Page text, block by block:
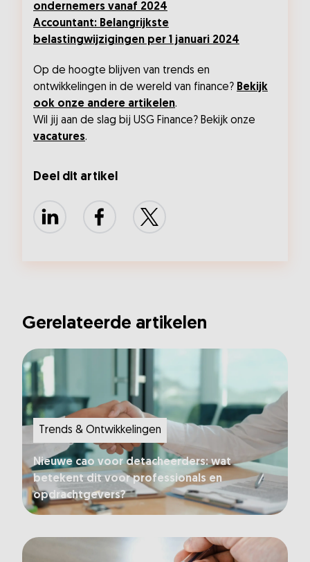
ondernemers vanaf 2024
Accountant: Belangrijkste
belastingwijzigingen per 1 januari 2024
Op de hoogte blijven van trends en
ontwikkelingen in de wereld van finance? Bekijk
ook onze andere artikelen.
Wil jij aan de slag bij USG Finance? Bekijk onze
vacatures.
Deel dit artikel
LinkedIn FacebookX
Gerelateerde artikelen
Trends & Ontwikkelingen
Nieuwe cao voor detacheerders: wat
betekent dit voor professionals en
opdrachtgevers?